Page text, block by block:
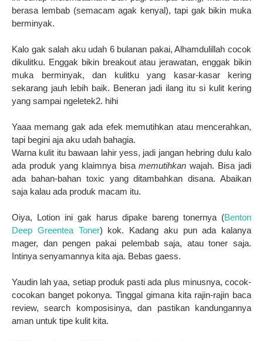
berasa lembab (semacam agak kenyal), tapi gak bikin muka
berminyak.
Kalo gak salah aku udah 6 bulanan pakai, Alhamdulillah cocok
dikulitku. Enggak bikin breakout atau jerawatan, enggak bikin
muka berminyak, dan kulitku yang kasar-kasar kering
sekarang jauh lebih baik. Beneran jadi ilang itu si kulit kering
yang sampai ngeletek2. hihi
Yaaa memang gak ada efek memutihkan atau mencerahkan,
tapi begini aja aku udah bahagia.
Warna kulit itu bawaan lahir yess, jadi jangan hebring dulu kalo
ada produk yang klaimnya bisamemutihkan wajah. Bisa jadi
ada bahan-bahan toxic yang ditambahkan disana. Abaikan
saja kalau ada produk macam itu.
Oiya, Lotion ini gak harus dipake bareng tonernya (Benton
Deep Greentea Toner) kok. Kadang aku pun ada kalanya
mager, dan pengen pakai pelembab saja, atau toner saja.
Intinya senyamannya kita aja. Bebas gaess.
Yaudin lah yaa, setiap produk pasti ada plus minusnya, cocok-
cocokan banget pokonya. Tinggal gimana kita rajin-rajin baca
review, search komposisinya, dan pastikan kandungannya
aman untuk tipe kulit kita.